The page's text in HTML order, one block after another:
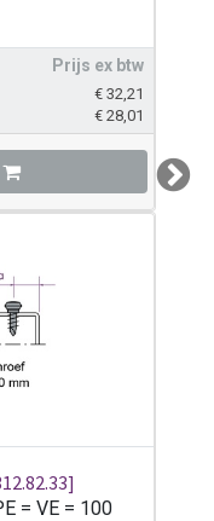
Prijs ex btw
€ 32,21
€ 28,01
= VE = 100
Next